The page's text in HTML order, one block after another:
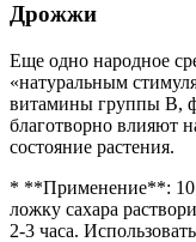
Дрожжи
Еще одно народное
«натуральным
витамины группы В,
благотворно влияют
состояние растения.
* **Применение**: 10
ложку сахара
2-3 часа.